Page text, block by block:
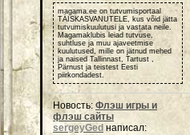
magama.ee on tutvumisportaal
TÄISKASVANUTELE, kus võid jätta
tutvumiskuulutusi ja vastata neile.
Magamaklubis leiad tutvuse,
suhtluse ja muu ajaveetmise
kuulutused, mille on jätnud mehed
ja naised Tallinnast, Tartust ,
Pärnust ja teistest Eesti
piirkondadest.
Новость: Флэш игры и
флэш сайты
sergeyGed написал: